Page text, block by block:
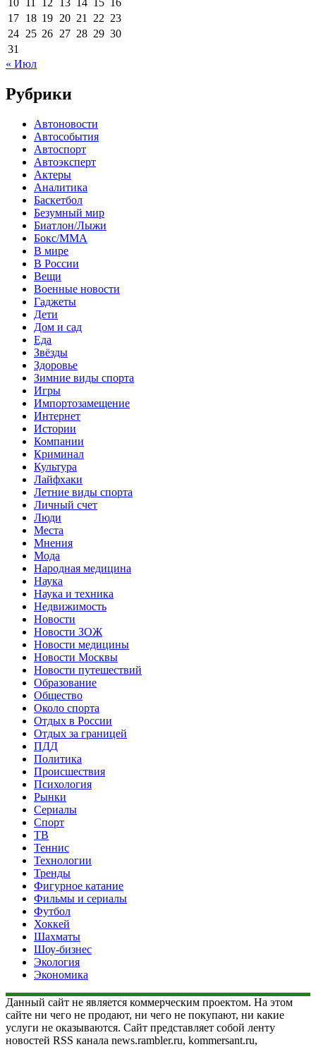
17 18 19 20 21 22 23
24 25 26 27 28 29 30
31
« Июл
Рубрики
Автоновости
Автособытия
Автоспорт
Автоэксперт
Актеры
Аналитика
Баскетбол
Безумный мир
Биатлон/Лыжи
Бокс/MMA
В мире
В России
Вещи
Военные новости
Гаджеты
Дети
Дом и сад
Еда
Звёзды
Здоровье
Зимние виды спорта
Игры
Импортозамещение
Интернет
Истории
Компании
Криминал
Культура
Лайфхаки
Летние виды спорта
Личный счет
Люди
Места
Мнения
Мода
Народная медицина
Наука
Наука и техника
Недвижимость
Новости
Новости ЗОЖ
Новости медицины
Новости Москвы
Новости путешествий
Образование
Общество
Около спорта
Отдых в России
Отдых за границей
ПДД
Политика
Происшествия
Психология
Рынки
Сериалы
Спорт
ТВ
Теннис
Технологии
Тренды
Фигурное катание
Фильмы и сериалы
Футбол
Хоккей
Шахматы
Шоу-бизнес
Экология
Экономика
Данный сайт не является коммерческим проектом. На этом
сайте ни чего не продают, ни чего не покупают, ни какие
услуги не оказываются. Сайт представляет собой ленту
новостей RSS канала news.rambler.ru, kommersant.ru,